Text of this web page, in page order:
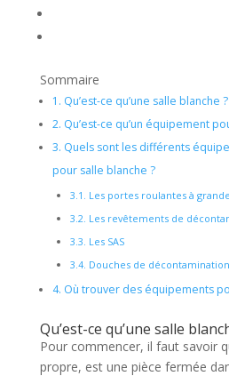
Sommaire
1. Qu’est-ce qu’une salle blanche ?
2. Qu’est-ce qu’un équipement
3. Quels sont les différents
pour salle blanche ?
3.1. Les portes roulantes à
3.2. Les revêtements de
3.3. Les SAS
3.4. Douches de
4. Où trouver des équipements
Qu’est-ce qu’une salle
Pour commencer, il faut savoir
propre, est une pièce fermée